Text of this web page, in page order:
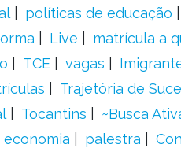
políticas de educação
Live matrícula a
TCE vagas
Trajetória de
Tocantins ~Busca
economia palestra